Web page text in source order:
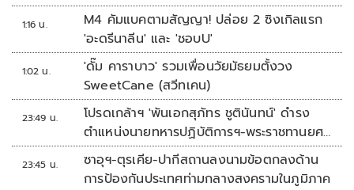
1:16 น.
M4 คัมแบคตามสัญญา! ปล่อย 2 ซิงเกิลแรก
'อะดรีนาลีน' และ 'ชอบU'
1:02 น.
'ดั๊ม คาราบาว' รวมเพื่อนวัยมัธยมตั้งวง
SweetCane (สวีทเคน)
23:49 น.
โปรดเกล้าฯ 'พันเอกสุภัทร ชูตินันทน์' ดำรง
ตำแหน่งนายทหารปฏิบัติการฯ-พระราชทานยศ
'พลตรี'
23:45 น.
ซาอุฯ-ตุรเคีย-ปากีสถานลงนามข้อตกลงด้าน
การป้องกันประเทศท่ามกลางสงครามในภูมิภาค